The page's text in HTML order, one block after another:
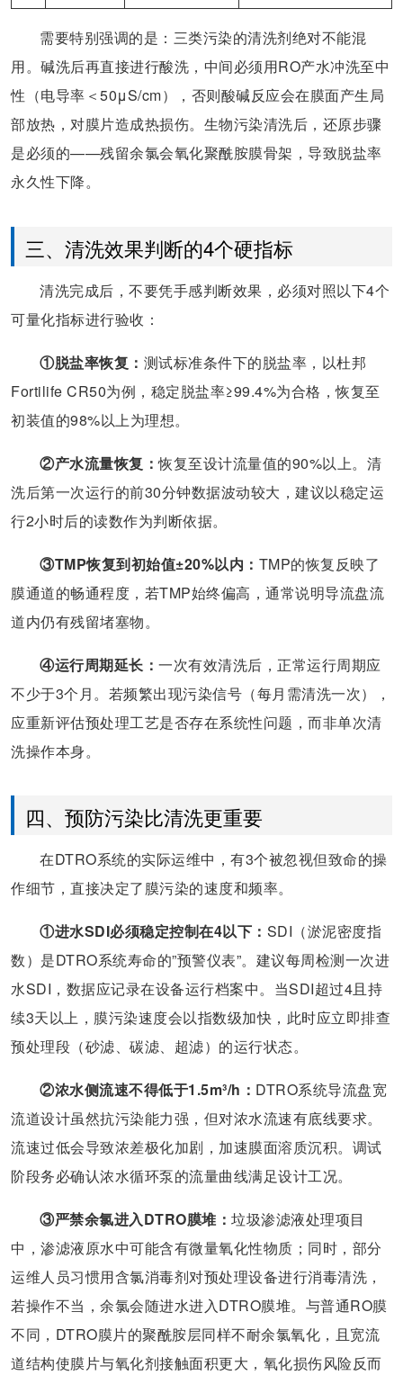
需要特别强调的是：三类污染的清洗剂绝对不能混
用。碱洗后再直接进行酸洗，中间必须用RO产水冲洗至中
性（电导率＜50μS/cm），否则酸碱反应会在膜面产生局
部放热，对膜片造成热损伤。生物污染清洗后，还原步骤
是必须的——残留余氯会氧化聚酰胺膜骨架，导致脱盐率
永久性下降。
三、清洗效果判断的4个硬指标
清洗完成后，不要凭手感判断效果，必须对照以下4个
可量化指标进行验收：
①脱盐率恢复： 测试标准条件下的脱盐率，以杜邦
Fortilife CR50为例，稳定脱盐率≥99.4%为合格，恢复至
初装值的98%以上为理想。
②产水流量恢复：恢复至设计流量值的90%以上。清
洗后第一次运行的前30分钟数据波动较大，建议以稳定运
行2小时后的读数作为判断依据。
③TMP恢复到初始值±20%以内： TMP的恢复反映了
膜通道的畅通程度，若TMP始终偏高，通常说明导流盘流
道内仍有残留堵塞物。
④运行周期延长： 一次有效清洗后，正常运行周期应
不少于3个月。若频繁出现污染信号（每月需清洗一次），
应重新评估预处理工艺是否存在系统性问题，而非单次清
洗操作本身。
四、预防污染比清洗更重要
在DTRO系统的实际运维中，有3个被忽视但致命的操
作细节，直接决定了膜污染的速度和频率。
①进水SDI必须稳定控制在4以下： SDI（淤泥密度指
数）是DTRO系统寿命的”预警仪表”。建议每周检测一次进
水SDI，数据应记录在设备运行档案中。当SDI超过4且持
续3天以上，膜污染速度会以指数级加快，此时应立即排查
预处理段（砂滤、碳滤、超滤）的运行状态。
②浓水侧流速不得低于1.5m³/h： DTRO系统导流盘宽
流道设计虽然抗污染能力强，但对浓水流速有底线要求。
流速过低会导致浓差极化加剧，加速膜面溶质沉积。调试
阶段务必确认浓水循环泵的流量曲线满足设计工况。
③严禁余氯进入DTRO膜堆： 垃圾渗滤液处理项目
中，渗滤液原水中可能含有微量氧化性物质；同时，部分
运维人员习惯用含氯消毒剂对预处理设备进行消毒清洗，
若操作不当，余氯会随进水进入DTRO膜堆。与普通RO膜
不同，DTRO膜片的聚酰胺层同样不耐余氯氧化，且宽流
道结构使膜片与氧化剂接触面积更大，氧化损伤风险反而